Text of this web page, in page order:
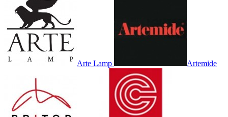
Arte Lamp Artemide